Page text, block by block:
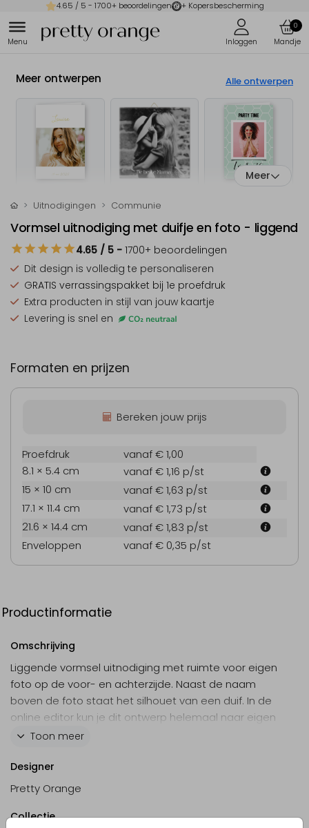
4.65 / 5 - 1700+ beoordelingen + Kopersbescherming
0
Meer ontwerpen Alle ontwerpen
Meer
Uitnodigingen Communie
Vormsel uitnodiging met duifje en foto - liggend
4.65 / 5 - 1700+ beoordelingen
Dit design is volledig te personaliseren
GRATIS verrassingspakket bij 1e proefdruk
Extra producten in stijl van jouw kaartje
Levering is snel en
Formaten en prijzen
Bereken jouw prijs
Proefdruk
vanaf € 1,00
8.1 × 5.4 cm
vanaf € 1,16 p/st
15 × 10 cm
vanaf € 1,63 p/st
17.1 × 11.4 cm
vanaf € 1,73 p/st
21.6 × 14.4 cm
vanaf € 1,83 p/st
Enveloppen
vanaf € 0,35 p/st
Productinformatie
Omschrijving
Liggende vormsel uitnodiging met ruimte voor eigen
foto op de voor- en achterzijde. Naast de naam
boven de foto staat het silhouet van een duif. In de
online editor kun je dit ontwerp helemaal naar eigen
wens aanpassen.
Toon meer
Designer
Pretty Orange
Collectie